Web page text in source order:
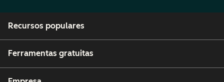
Recursos populares
Ferramentas gratuitas